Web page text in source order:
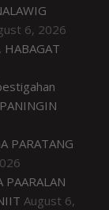
6, 2026
HABAGAT
PARATANG
PAARALAN
August 6,